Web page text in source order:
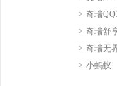
> 奇瑞
> 奇瑞舒
> 奇瑞无
> 小蚂蚁